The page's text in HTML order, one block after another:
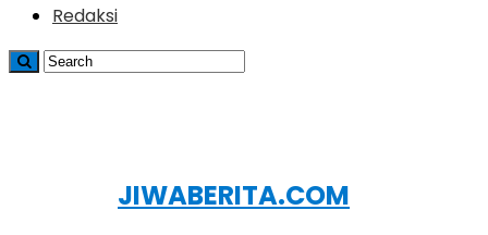
Redaksi
JIWABERITA.COM